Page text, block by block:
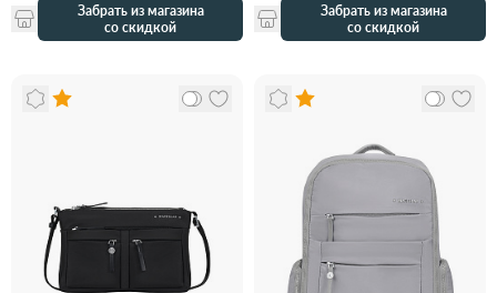
Забрать из магазина
со скидкой
Забрать из магазина
со скидкой